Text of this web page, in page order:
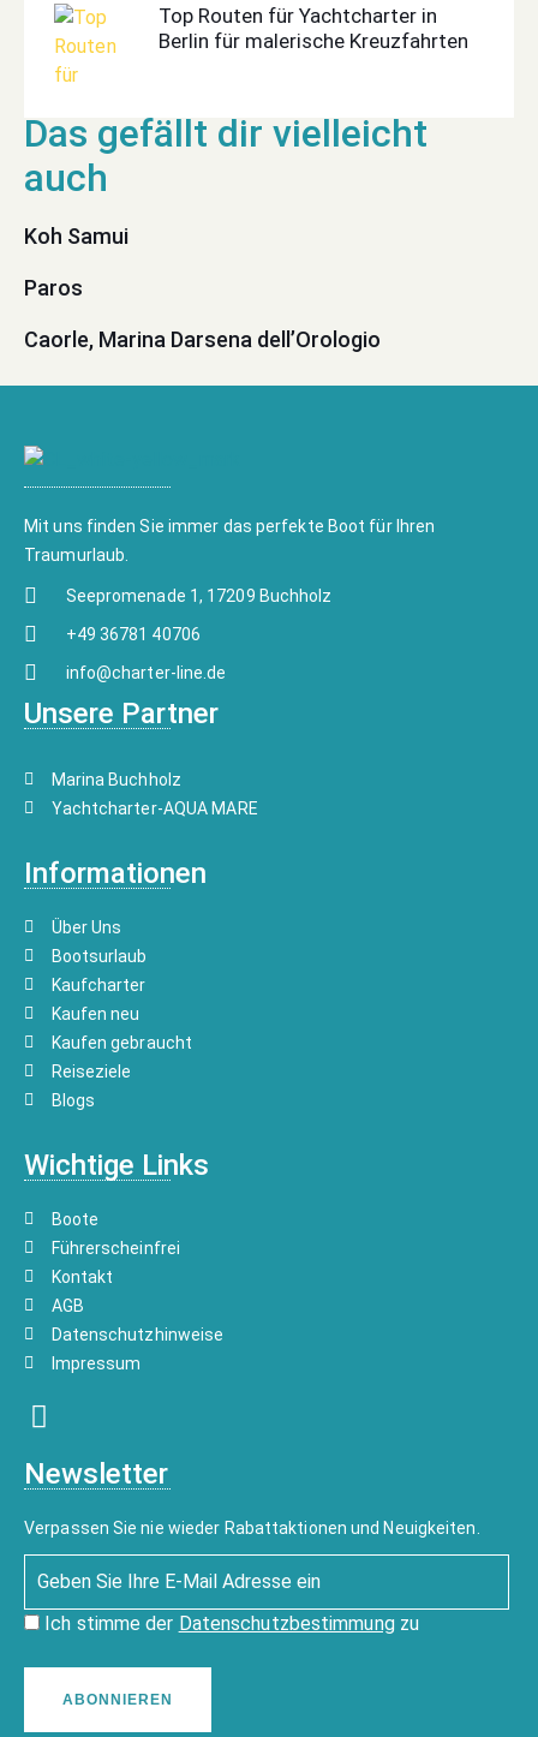
Top Routen für Yachtcharter in
Berlin für malerische Kreuzfahrten
Koh Samui
Paros
Caorle, Marina Darsena dell’Orologio
Mit uns finden Sie immer das perfekte Boot für Ihren
Traumurlaub.
Seepromenade 1, 17209 Buchholz
+49 36781 40706
info@charter-line.de
Unsere Partner
Marina Buchholz
Yachtcharter-AQUA MARE
Informationen
Über Uns
Bootsurlaub
Kaufcharter
Kaufen neu
Kaufen gebraucht
Reiseziele
Blogs
Wichtige Links
Boote
Führerscheinfrei
Kontakt
AGB
Datenschutzhinweise
Impressum
Newsletter
Verpassen Sie nie wieder Rabattaktionen und Neuigkeiten.
Ich stimme der Datenschutzbestimmungzu
ABONNIEREN